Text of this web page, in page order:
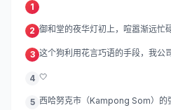
1
2 御和堂的夜华灯初上，喧嚣渐远忙
3 这个狗利用花言巧语的手段，我公
4 🤍
5 西哈努克市（Kampong Som）的